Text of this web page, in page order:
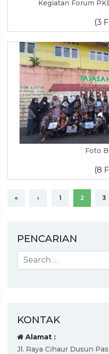
Kegiatan Forum
(3
Foto
(8
« ‹ 1 2 3
PENCARIAN
KONTAK
Alamat :
Jl. Raya Cihaur Dusun